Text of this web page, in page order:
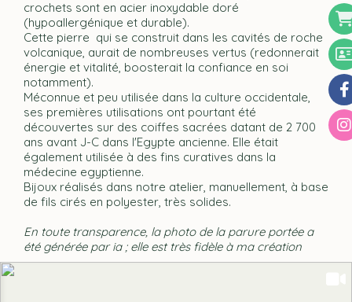
crochets sont en acier inoxydable doré
(hypoallergénique et durable).
Cette pierre qui se construit dans les cavités de roche
volcanique, aurait de nombreuses vertus (redonnerait
énergie et vitalité, boosterait la confiance en soi
notamment).
Méconnue et peu utilisée dans la culture occidentale,
ses premières utilisations ont pourtant été
découvertes sur des coiffes sacrées datant de 2 700
ans avant J-C dans l'Egypte ancienne. Elle était
également utilisée à des fins curatives dans la
médecine egyptienne.
Bijoux réalisés dans notre atelier, manuellement, à base
de fils cirés en polyester, très solides.
En toute transparence, la photo de la parure portée a
été générée par ia ; elle est très fidèle à ma création